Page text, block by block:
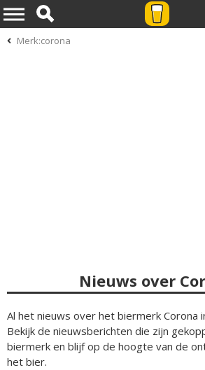
Merk:corona
Nieuws over
Al het nieuws over het biermerk Corona
Bekijk de nieuwsberichten die zijn
biermerk en blijf op de hoogte van de
het bier.